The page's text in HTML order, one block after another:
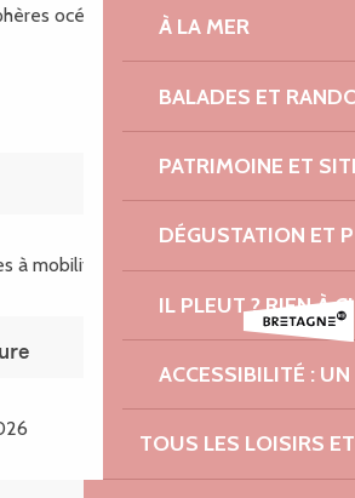
À LA MER
BALADES ET
PATRIMOINE ET
DÉGUSTATION ET
IL PLEUT ? RIEN À
ACCESSIBILITÉ :
TOUS LES LOISIRS
océaniques. Je vous
à mobilité réduite